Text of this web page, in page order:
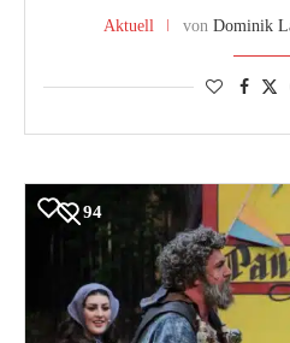
Aktuell von Dominik
94